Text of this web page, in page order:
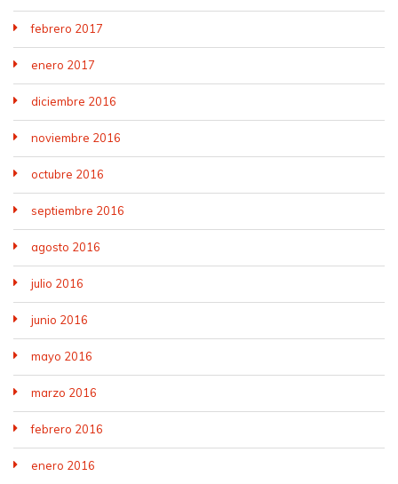
febrero 2017
enero 2017
diciembre 2016
noviembre 2016
octubre 2016
septiembre 2016
agosto 2016
julio 2016
junio 2016
mayo 2016
marzo 2016
febrero 2016
enero 2016